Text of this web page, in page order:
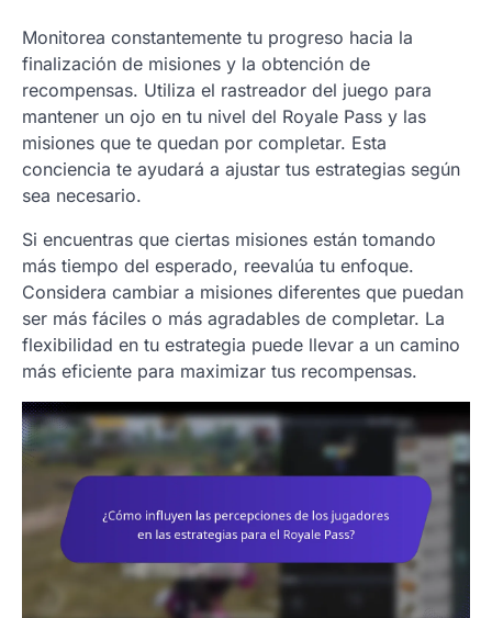
Monitorea constantemente tu progreso hacia la
finalización de misiones y la obtención de
recompensas. Utiliza el rastreador del juego para
mantener un ojo en tu nivel del Royale Pass y las
misiones que te quedan por completar. Esta
conciencia te ayudará a ajustar tus estrategias según
sea necesario.
Si encuentras que ciertas misiones están tomando
más tiempo del esperado, reevalúa tu enfoque.
Considera cambiar a misiones diferentes que puedan
ser más fáciles o más agradables de completar. La
flexibilidad en tu estrategia puede llevar a un camino
más eficiente para maximizar tus recompensas.